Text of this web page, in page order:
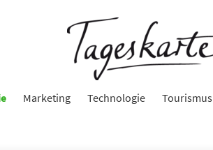
Marketing Technologie Tourismus